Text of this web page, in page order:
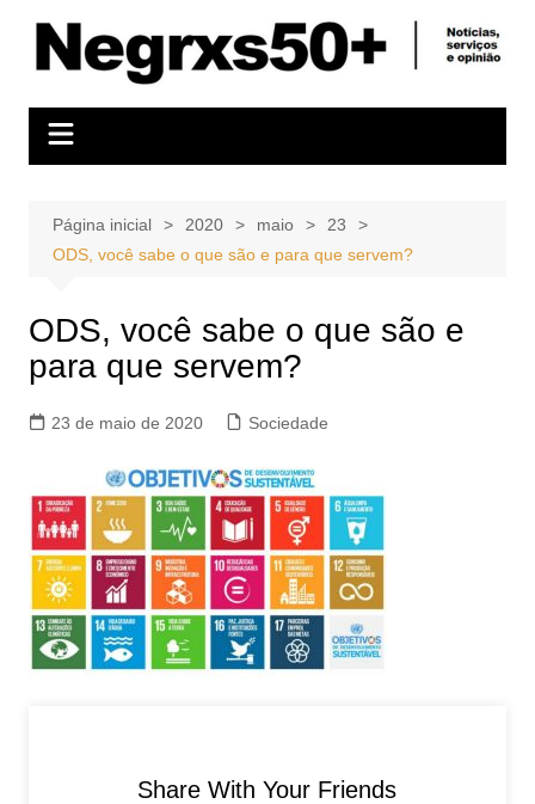
conteúdo
Página inicial 2020 maio
23
ODS, você sabe o que são e para que servem?
ODS, você sabe o que são e
para que servem?
23 de maio de 2020 Sociedade
Share With Your Friends